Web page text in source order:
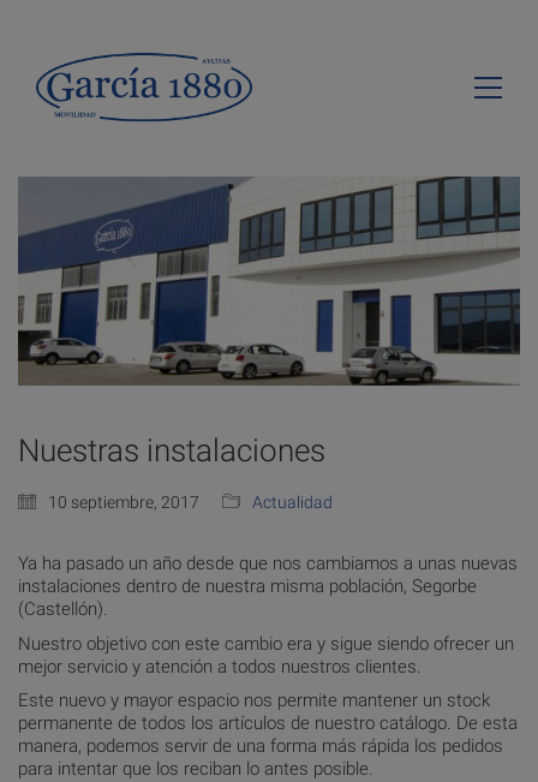
Nuestras instalaciones
10 septiembre, 2017 Actualidad
Ya ha pasado un año desde que nos cambiamos a unas nuevas
instalaciones dentro de nuestra misma población, Segorbe
(Castellón).
Nuestro objetivo con este cambio era y sigue siendo ofrecer un
mejor servicio y atención a todos nuestros clientes.
Este nuevo y mayor espacio nos permite mantener un stock
permanente de todos los artículos de nuestro catálogo. De esta
manera, podemos servir de una forma más rápida los pedidos
para intentar que los reciban lo antes posible.